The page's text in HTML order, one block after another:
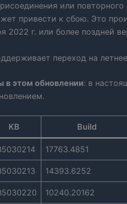
или
привести к сбою. Это
2022 г. или более поздней
переход на
в этом обновлении: в
KB Build
17763.4851
14393.6252
10240.20162